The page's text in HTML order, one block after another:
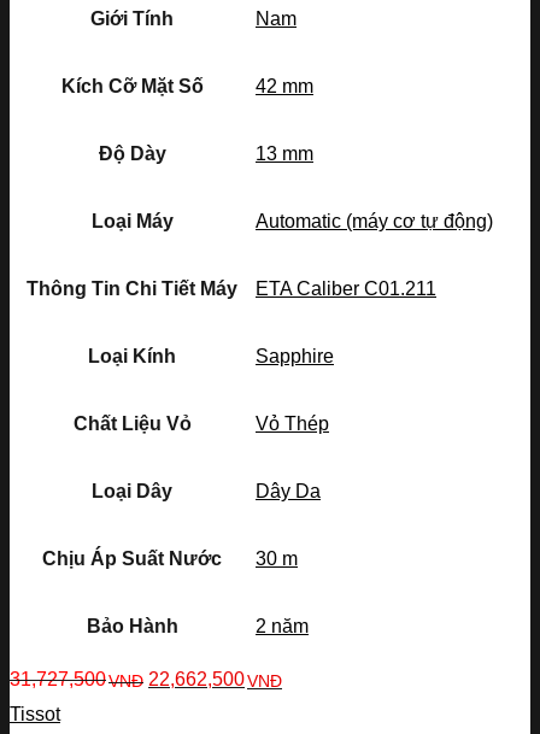
Giới Tính Nam
Kích Cỡ Mặt Số 42 mm
Độ Dày 13 mm
Loại Máy Automatic (máy cơ tự động)
Thông Tin Chi Tiết Máy ETA Caliber C01.211
Loại Kính Sapphire
Chất Liệu Vỏ Vỏ Thép
Loại Dây Dây Da
Chịu Áp Suất Nước 30 m
Bảo Hành 2 năm
31,727,500VNĐ 22,662,500VNĐ
Tissot